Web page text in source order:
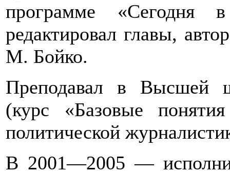
программе «Сегодня
редактировал главы,
М. Бойко.
Преподавал в Высшей
(курс «Базовые
политической
В 2001—2005 —